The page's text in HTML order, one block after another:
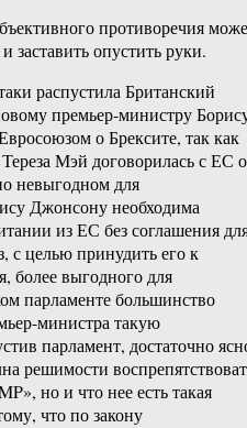
противоречия
заставить опустить руки.
распустила Британский
премьер-министру
о Брексите, так как
Мэй договорилась с ЕС о
невыгодном для
Джонсону необходима
из ЕС без соглашения
с целью принудить его к
более выгодного для
парламенте большинство
министра такую
парламент, достаточно
решимости
но и что нее есть такая
что по закону